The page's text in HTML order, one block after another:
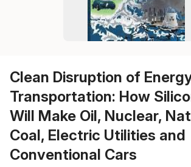
Clean Disruption of
Transportation: How
Will Make Oil, Nuclear,
Coal, Electric Utilities and
Conventional Cars